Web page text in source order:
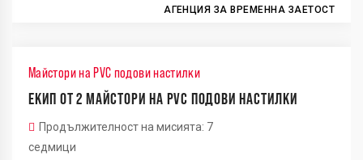
АГЕНЦИЯ ЗА ВРЕМЕННА ЗАЕТОСТ
Майстори на PVC подови настилки
ЕКИП ОТ 2 МАЙСТОРИ НА PVC ПОДОВИ НАСТИЛКИ
Продължителност на мисията: 7
седмици